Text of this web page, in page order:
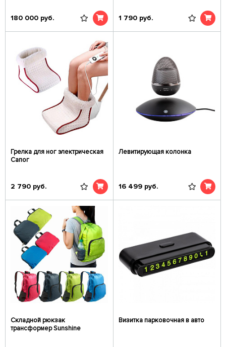
180 000 руб. 1 790 руб.
Грелка для ног электрическая
Сапог
2 790 руб.
Левитирующая колонка
16 499 руб.
Складной рюкзак
трансформер Sunshine
Визитка парковочная в авто